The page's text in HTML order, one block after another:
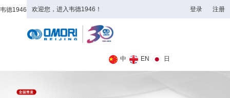
韦德1946 欢迎您，进入韦德1946！ 登录 注册
中 EN 日